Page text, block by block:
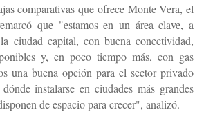
comparativas que ofrece Monte Vera, el
que "estamos en un área clave, a
ciudad capital, con buena conectividad,
y, en poco tiempo más, con gas
una buena opción para el sector privado
instalarse en ciudades más grandes
de espacio para crecer", analizó.